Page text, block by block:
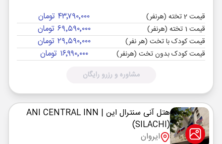
قیمت 2 تخته (هرنفر) ۴۳٬۷۹۰٬۰۰۰ تومان
قیمت 1 تخته (هرنفر) ۶۹٬۵۹۰٬۰۰۰ تومان
قیمت کودک با تخت (هر نفر) ۲۹٬۵۹۰٬۰۰۰ تومان
قیمت کودک بدون تخت (هرنفر) ۱۶٬۹۹۰٬۰۰۰ تومان
مشاوره و رزرو رایگان
هتل آنی سنترال این | ANI CENTRAL INN
(SILACHI)
ایروان